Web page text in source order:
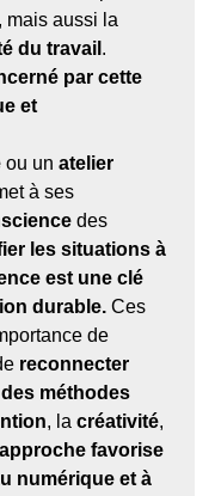
, mais aussi la
du travail .
par cette
et
ou unatelier
à ses
des
les situations à
est une clé
durable.Ces
de
reconnecter
méthodes
, lacréativité,
favorise
numérique et à